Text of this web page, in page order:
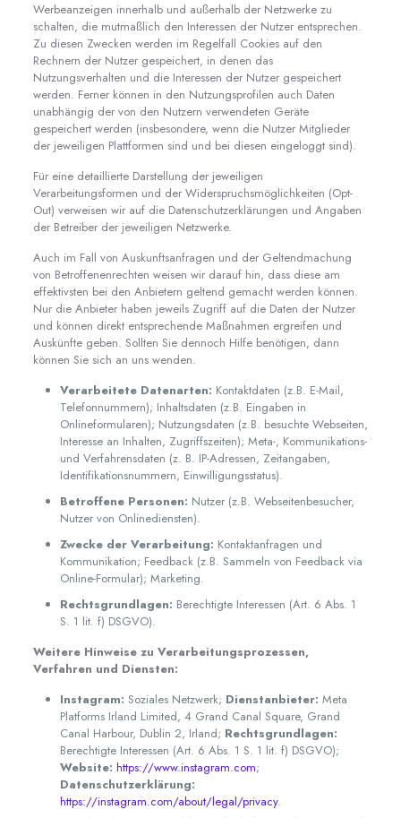
Werbeanzeigen innerhalb und außerhalb der Netzwerke zu
schalten, die mutmaßlich den Interessen der Nutzer entsprechen.
Zu diesen Zwecken werden im Regelfall Cookies auf den
Rechnern der Nutzer gespeichert, in denen das
Nutzungsverhalten und die Interessen der Nutzer gespeichert
werden. Ferner können in den Nutzungsprofilen auch Daten
unabhängig der von den Nutzern verwendeten Geräte
gespeichert werden (insbesondere, wenn die Nutzer Mitglieder
der jeweiligen Plattformen sind und bei diesen eingeloggt sind).
Für eine detaillierte Darstellung der jeweiligen
Verarbeitungsformen und der Widerspruchsmöglichkeiten (Opt-
Out) verweisen wir auf die Datenschutzerklärungen und Angaben
der Betreiber der jeweiligen Netzwerke.
Auch im Fall von Auskunftsanfragen und der Geltendmachung
von Betroffenenrechten weisen wir darauf hin, dass diese am
effektivsten bei den Anbietern geltend gemacht werden können.
Nur die Anbieter haben jeweils Zugriff auf die Daten der Nutzer
und können direkt entsprechende Maßnahmen ergreifen und
Auskünfte geben. Sollten Sie dennoch Hilfe benötigen, dann
können Sie sich an uns wenden.
Verarbeitete Datenarten: Kontaktdaten (z.B. E-Mail,
Telefonnummern); Inhaltsdaten (z.B. Eingaben in
Onlineformularen); Nutzungsdaten (z.B. besuchte Webseiten,
Interesse an Inhalten, Zugriffszeiten); Meta-, Kommunikations-
und Verfahrensdaten (z. B. IP-Adressen, Zeitangaben,
Identifikationsnummern, Einwilligungsstatus).
Betroffene Personen: Nutzer (z.B. Webseitenbesucher,
Nutzer von Onlinediensten).
Zwecke der Verarbeitung: Kontaktanfragen und
Kommunikation; Feedback (z.B. Sammeln von Feedback via
Online-Formular); Marketing.
Rechtsgrundlagen: Berechtigte Interessen (Art. 6 Abs. 1
S. 1 lit. f) DSGVO).
Weitere Hinweise zu Verarbeitungsprozessen,
Verfahren und Diensten:
Instagram: Soziales Netzwerk; Dienstanbieter: Meta
Platforms Irland Limited, 4 Grand Canal Square, Grand
Canal Harbour, Dublin 2, Irland; Rechtsgrundlagen:
Berechtigte Interessen (Art. 6 Abs. 1 S. 1 lit. f) DSGVO);
Website: https://www.instagram.com;
Datenschutzerklärung:
https://instagram.com/about/legal/privacy.